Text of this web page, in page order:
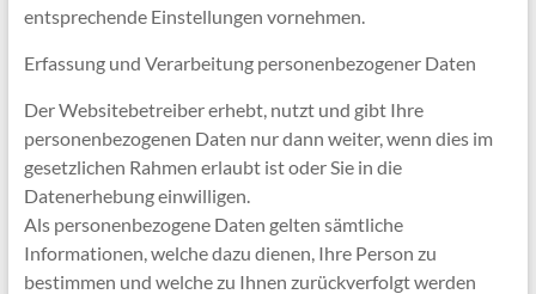
entsprechende Einstellungen vornehmen.
Erfassung und Verarbeitung personenbezogener Daten
Der Websitebetreiber erhebt, nutzt und gibt Ihre
personenbezogenen Daten nur dann weiter, wenn dies im
gesetzlichen Rahmen erlaubt ist oder Sie in die
Datenerhebung einwilligen.
Als personenbezogene Daten gelten sämtliche
Informationen, welche dazu dienen, Ihre Person zu
bestimmen und welche zu Ihnen zurückverfolgt werden